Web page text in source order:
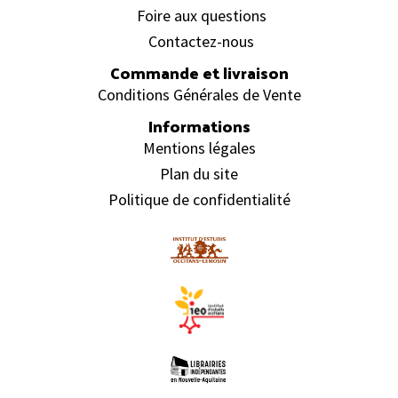
Foire aux questions
Contactez-nous
Commande et livraison
Conditions Générales de Vente
Informations
Mentions légales
Plan du site
Politique de confidentialité